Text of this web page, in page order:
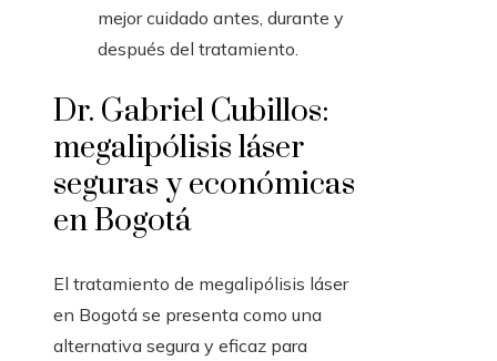
mejor cuidado antes, durante y
después del tratamiento.
Dr. Gabriel Cubillos:
megalipólisis láser
seguras y económicas
en Bogotá
El tratamiento de megalipólisis láser
en Bogotá se presenta como una
alternativa segura y eficaz para